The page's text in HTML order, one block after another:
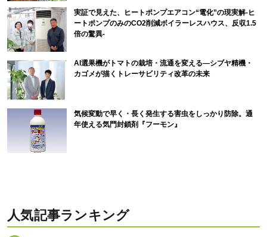
実証で見えた、ヒートポンプエアコン“電化”の現実解-ヒ
ートポンプのみのCO2削減ボイラーレスハウス、反収1.5
倍の驚異-
AI選果機がトマトの栽培・流通を変える―シブヤ精機・
カゴメが描くトレーサビリティ改革の未来
気候変動で早く・長く発生する害虫をしっかり防除。通
年使える気門封鎖剤『フーモン』
人気記事ランキング